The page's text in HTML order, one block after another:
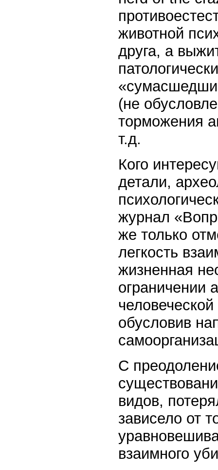
животной
друга, а
(не
торможения
т.д.
Кого
детали,
журнал
же только
легкость
жизненная
ограничении
обусловив
С
видов,
зависело от
взаимного